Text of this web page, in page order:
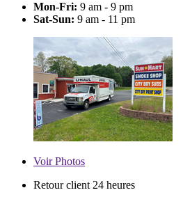
Mon-Fri: 9 am - 9 pm
Sat-Sun: 9 am - 11 pm
VoirPhotos
Retour client 24 heures